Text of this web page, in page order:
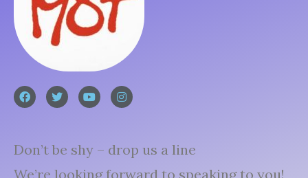
Don’t be shy – drop us a line
We’re looking forward to speaking to you!